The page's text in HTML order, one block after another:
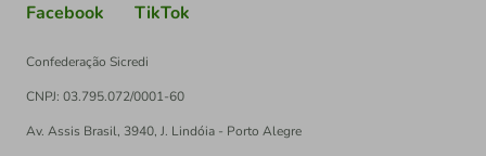
Facebook TikTok
Confederação Sicredi
CNPJ: 03.795.072/0001-60
Av. Assis Brasil, 3940, J. Lindóia - Porto Alegre